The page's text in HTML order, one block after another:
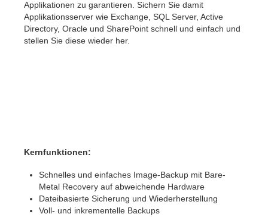
Applikationen zu garantieren. Sichern Sie damit
Applikationsserver wie Exchange, SQL Server, Active
Directory, Oracle und SharePoint schnell und einfach und
stellen Sie diese wieder her.
Kernfunktionen:
Schnelles und einfaches Image-Backup mit Bare-
Metal Recovery auf abweichende Hardware
Dateibasierte Sicherung und Wiederherstellung
Voll- und inkrementelle Backups